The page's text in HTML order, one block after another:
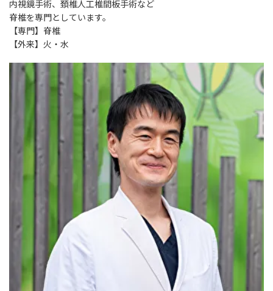
内視鏡手術、頚椎人工椎間板手術など
脊椎を専門としています。
【専門】脊椎
【外来】火・水